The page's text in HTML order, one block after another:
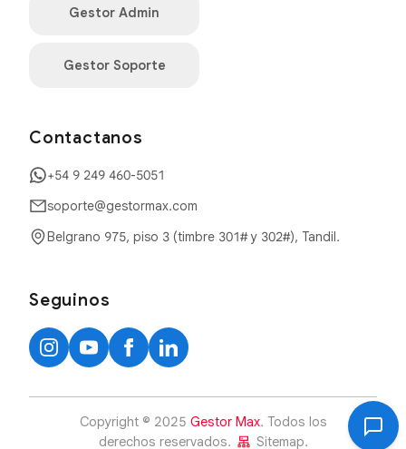
Gestor Admin
Gestor Soporte
Contactanos
+54 9 249 460-5051
soporte@gestormax.com
Belgrano 975, piso 3 (timbre 301# y 302#), Tandil.
Seguinos
Copyright © 2025 Gestor Max. Todos los
derechos reservados.
Sitemap.